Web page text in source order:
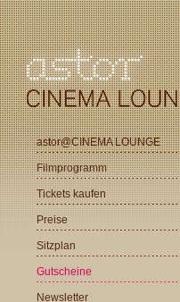
astor@CINEMA LOUNGE
Filmprogramm
Tickets kaufen
Preise
Sitzplan
Gutscheine
Newsletter